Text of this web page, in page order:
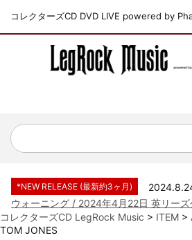
コレクターズCD DVD LIVE powered by
ジャーニー / 1979年5月8+9日 コロラド
*NEW RELEASE (最新約3ヶ月)
2024.11.9
*NEW RELEASE (最新約3ヶ月)
ウォーニング / 2024年4月22日 英リー
IEM+Aud！
*NEW RELEASE (最新約3ヶ月)
コレクターズCD LegRock Music > ITEM >
TOM JONES